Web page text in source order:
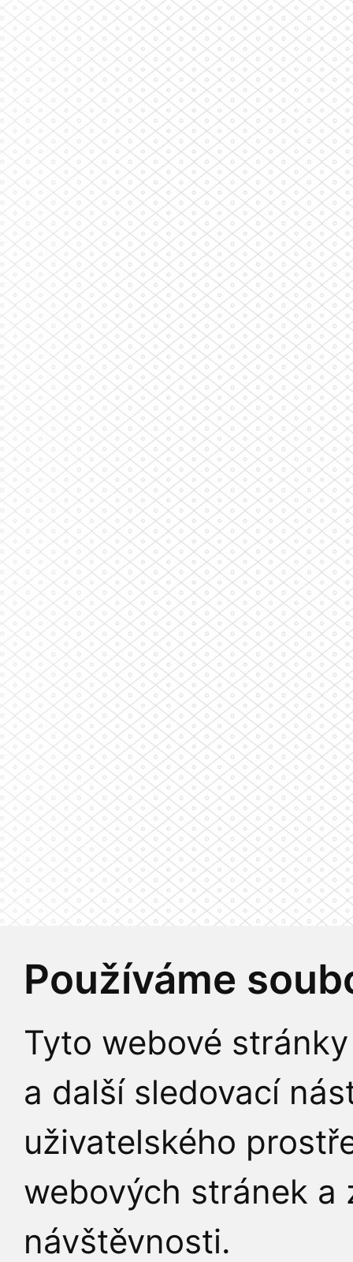
Používáme
Tyto webové
a další sledovací
uživatelského
webových stránek a
návštěvnosti.